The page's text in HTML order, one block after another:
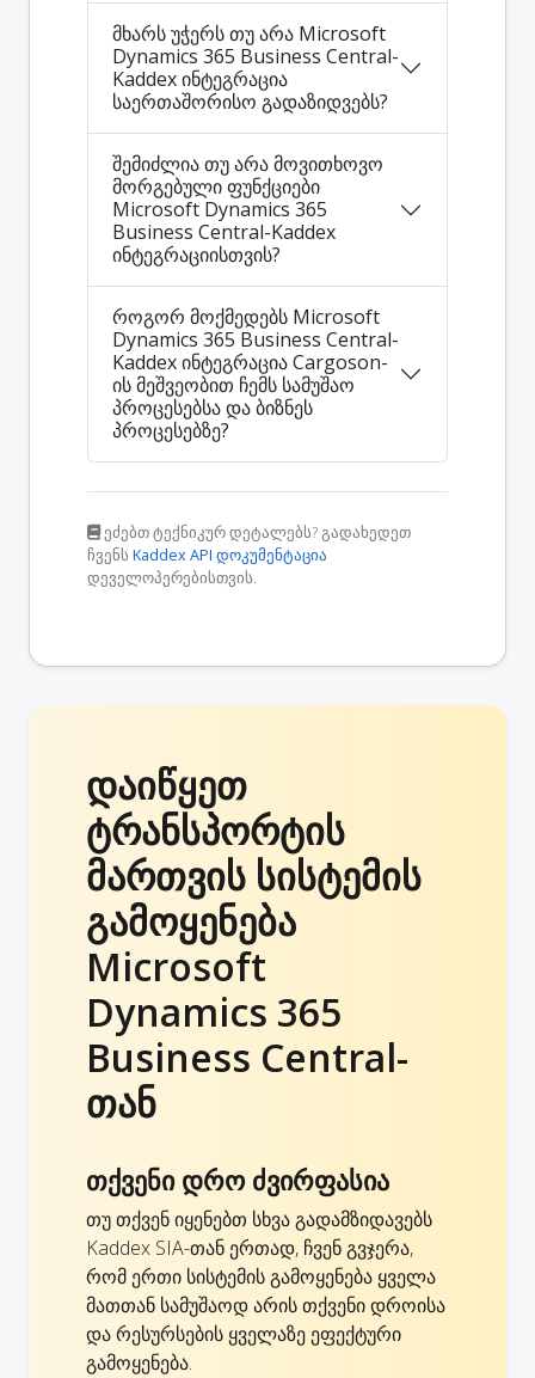
მხარს უჭერს თუ არა Microsoft
Dynamics 365 Business Central-
Kaddex ინტეგრაცია
საერთაშორისო გადაზიდვებს?
შემიძლია თუ არა მოვითხოვო
მორგებული ფუნქციები
Microsoft Dynamics 365
Business Central-Kaddex
ინტეგრაციისთვის?
როგორ მოქმედებს Microsoft
Dynamics 365 Business Central-
Kaddex ინტეგრაცია Cargoson-
ის მეშვეობით ჩემს სამუშაო
პროცესებსა და ბიზნეს
პროცესებზე?
ეძებთ ტექნიკურ დეტალებს? გადახედეთ
ჩვენს Kaddex API დოკუმენტაცია
დეველოპერებისთვის.
დაიწყეთ
ტრანსპორტის
მართვის სისტემის
გამოყენება
Microsoft
Dynamics 365
Business Central-
თან
თქვენი დრო ძვირფასია
თუ თქვენ იყენებთ სხვა გადამზიდავებს
Kaddex SIA-თან ერთად, ჩვენ გვჯერა,
რომ ერთი სისტემის გამოყენება ყველა
მათთან სამუშაოდ არის თქვენი დროისა
და რესურსების ყველაზე ეფექტური
გამოყენება.